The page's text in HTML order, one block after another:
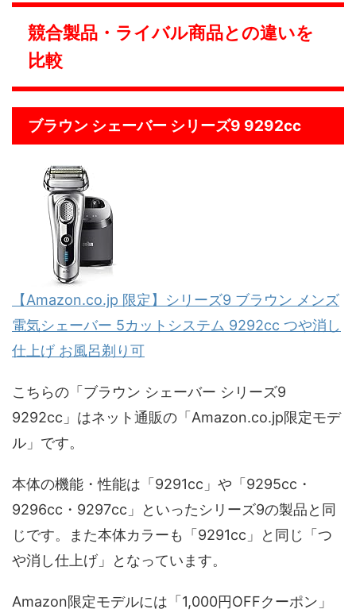
競合製品・ライバル商品との違いを
比較
ブラウン シェーバー シリーズ9 9292cc
【Amazon.co.jp 限定】シリーズ9 ブラウン メンズ
電気シェーバー 5カットシステム 9292cc つや消し
仕上げ お風呂剃り可
こちらの「ブラウン シェーバー シリーズ9
9292cc」はネット通販の「Amazon.co.jp限定モデ
ル」です。
本体の機能・性能は「9291cc」や「9295cc・
9296cc・9297cc」といったシリーズ9の製品と同
じです。また本体カラーも「9291cc」と同じ「つ
や消し仕上げ」となっています。
Amazon限定モデルには「1,000円OFFクーポン」